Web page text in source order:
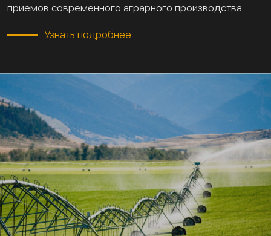
приемов современного аграрного производства.
Узнать подробнее